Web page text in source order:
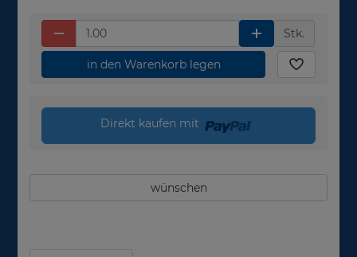
Stk.
in den Warenkorb legen
Direkt kaufen mit
wünschen